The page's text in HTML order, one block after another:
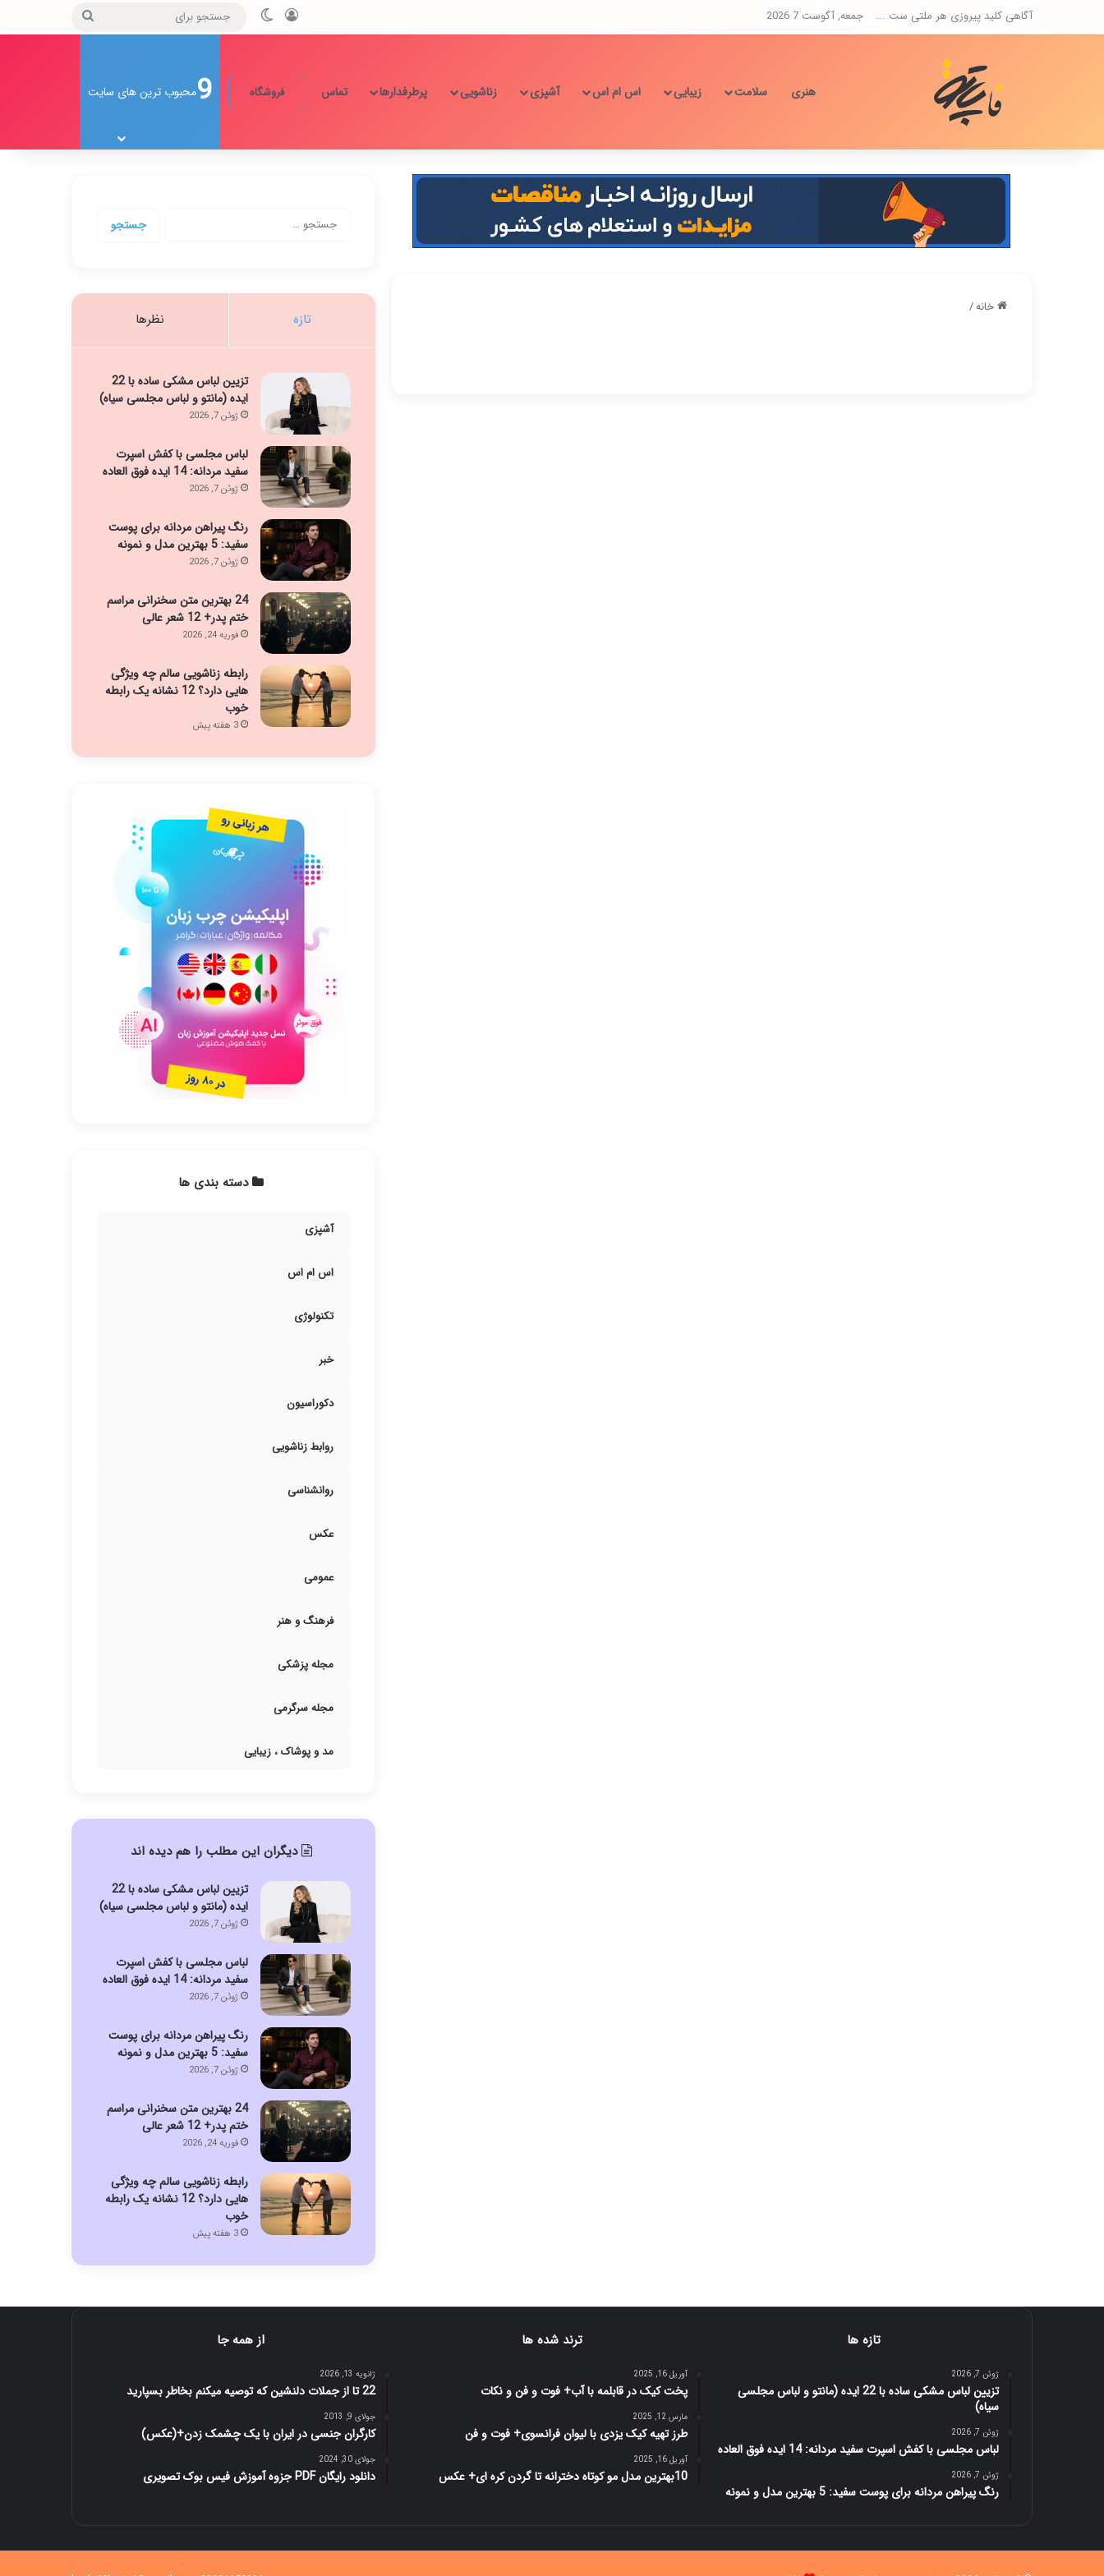
آگاهی کلید پیروزی هر ملتی ست ... جمعه, آگوست 7 2026 ورود تغییر پوسته
جستجو
هنری سلامت زیبایی اس ام اس آشپزی زناشویی پرطرفدارها تماس فروشگاه 9محبوب ترین های سایت
خانه/
تازه نظرها
تزیین لباس مشکی ساده با 22
ایده (مانتو و لباس مجلسی سیاه)
ژوئن 7, 2026
لباس مجلسی با کفش اسپرت
سفید مردانه: 14 ایده فوق العاده
ژوئن 7, 2026
رنگ پیراهن مردانه برای پوست
سفید: 5 بهترین مدل و نمونه
ژوئن 7, 2026
24 بهترین متن سخنرانی مراسم
ختم پدر+ 12 شعر عالی
فوریه 24, 2026
رابطه زناشویی سالم چه ویژگی
هایی دارد؟ 12 نشانه یک رابطه
خوب
3 هفته پیش
دسته بندی ها
آشپزی
اس ام اس
تکنولوژی
خبر
دکوراسیون
روابط زناشویی
روانشناسی
عکس
عمومی
فرهنگ و هنر
مجله پزشکی
مجله سرگرمی
مد و پوشاک ، زیبایی
دیگران این مطلب را هم دیده اند
تزیین لباس مشکی ساده با 22
ایده (مانتو و لباس مجلسی سیاه)
ژوئن 7, 2026
لباس مجلسی با کفش اسپرت
سفید مردانه: 14 ایده فوق العاده
ژوئن 7, 2026
رنگ پیراهن مردانه برای پوست
سفید: 5 بهترین مدل و نمونه
ژوئن 7, 2026
24 بهترین متن سخنرانی مراسم
ختم پدر+ 12 شعر عالی
فوریه 24, 2026
رابطه زناشویی سالم چه ویژگی
هایی دارد؟ 12 نشانه یک رابطه
خوب
3 هفته پیش
تازه ها
ژوئن 7, 2026
تزیین لباس مشکی ساده با 22 ایده (مانتو و لباس مجلسی
سیاه)
ژوئن 7, 2026
لباس مجلسی با کفش اسپرت سفید مردانه: 14 ایده فوق العاده
ژوئن 7, 2026
رنگ پیراهن مردانه برای پوست سفید: 5 بهترین مدل و نمونه
ترند شده ها
آوریل 16, 2025
پخت کیک در قابلمه با آب+ فوت و فن و نکات
مارس 12, 2025
طرز تهیه کیک یزدی با لیوان فرانسوی+ فوت و فن
آوریل 16, 2025
10بهترین مدل مو کوتاه دخترانه تا گردن کره ای+ عکس
از همه جا
ژانویه 13, 2026
22 تا از جملات دلنشین که توصیه میکنم بخاطر بسپارید
جولای 9, 2013
کارگران جنسی در ایران با یک چشمک زدن+(عکس)
جولای 30, 2024
دانلود رایگان PDF جزوه آموزش فیس بوک تصویری